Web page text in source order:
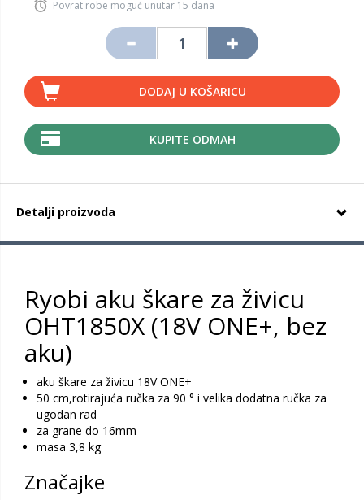
Povrat robe moguć unutar 15 dana
DODAJ U KOŠARICU
KUPITE ODMAH
Detalji proizvoda
Ryobi aku škare za živicu
OHT1850X (18V ONE+, bez
aku)
aku škare za živicu 18V ONE+
50 cm,rotirajuća ručka za 90 ° i velika dodatna ručka za
ugodan rad
za grane do 16mm
masa 3,8 kg
Značajke